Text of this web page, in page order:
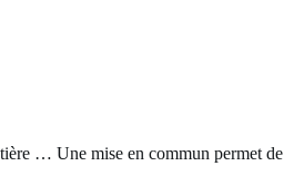
… Une mise en commun permet de